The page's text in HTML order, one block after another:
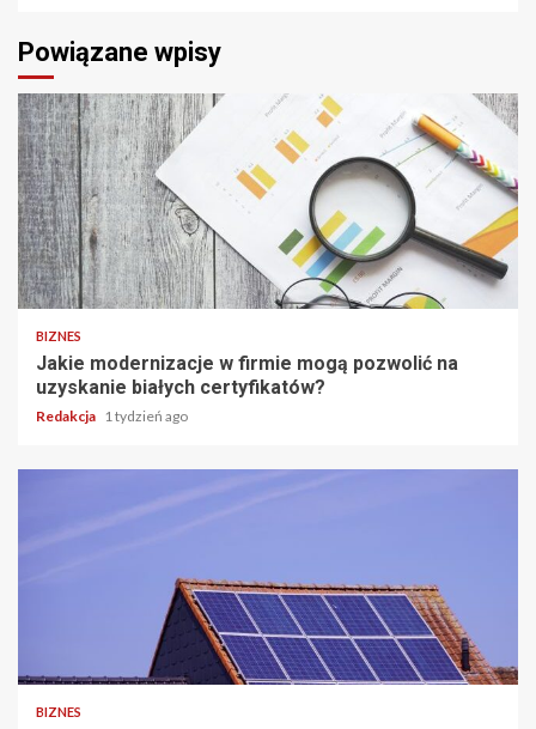
Powiązane wpisy
BIZNES
Jakie modernizacje w firmie mogą pozwolić na
uzyskanie białych certyfikatów?
Redakcja 1 tydzień ago
BIZNES